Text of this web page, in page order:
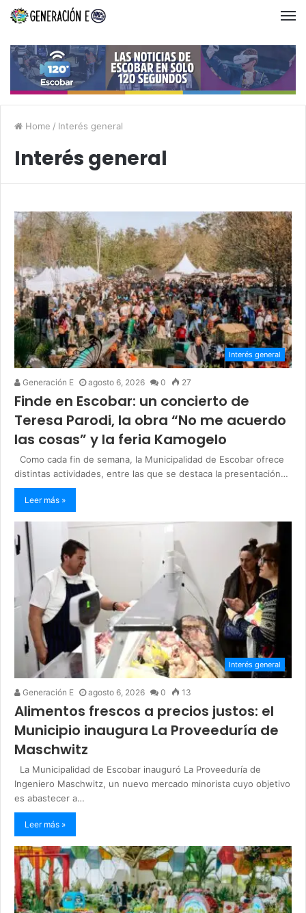
Home / Interés general
Interés general
Interés general
Generación E agosto 6, 2026 0 27
Finde en Escobar: un concierto de
Teresa Parodi, la obra “No me acuerdo
las cosas” y la feria Kamogelo
Como cada fin de semana, la Municipalidad de Escobar ofrece
distintas actividades, entre las que se destaca la presentación…
Leer más »
Interés general
Generación E agosto 6, 2026 0 13
Alimentos frescos a precios justos: el
Municipio inaugura La Proveeduría de
Maschwitz
La Municipalidad de Escobar inauguró La Proveeduría de
Ingeniero Maschwitz, un nuevo mercado minorista cuyo objetivo
es abastecer a…
Leer más »